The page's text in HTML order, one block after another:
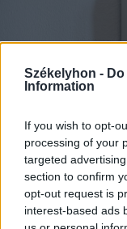
Székelyhon -
Information
If you wish to opt-
processing of your
targeted
section to confirm
opt-out request is
interest-based ads
2026.
Esti